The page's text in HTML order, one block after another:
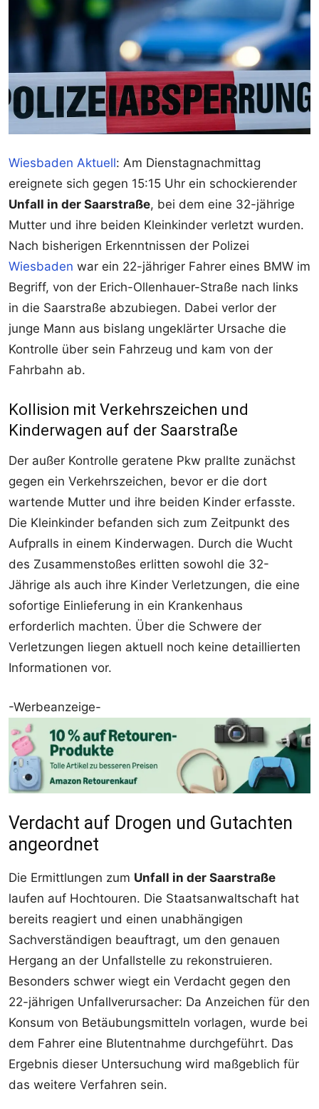
Wiesbaden Aktuell: Am Dienstagnachmittag
ereignete sich gegen 15:15 Uhr ein schockierender
Unfall in der Saarstraße, bei dem eine 32-jährige
Mutter und ihre beiden Kleinkinder verletzt wurden.
Nach bisherigen Erkenntnissen der Polizei
Wiesbaden war ein 22-jähriger Fahrer eines BMW im
Begriff, von der Erich-Ollenhauer-Straße nach links
in die Saarstraße abzubiegen. Dabei verlor der
junge Mann aus bislang ungeklärter Ursache die
Kontrolle über sein Fahrzeug und kam von der
Fahrbahn ab.
Kollision mit Verkehrszeichen und
Kinderwagen auf der Saarstraße
Der außer Kontrolle geratene Pkw prallte zunächst
gegen ein Verkehrszeichen, bevor er die dort
wartende Mutter und ihre beiden Kinder erfasste.
Die Kleinkinder befanden sich zum Zeitpunkt des
Aufpralls in einem Kinderwagen. Durch die Wucht
des Zusammenstoßes erlitten sowohl die 32-
Jährige als auch ihre Kinder Verletzungen, die eine
sofortige Einlieferung in ein Krankenhaus
erforderlich machten. Über die Schwere der
Verletzungen liegen aktuell noch keine detaillierten
Informationen vor.
-Werbeanzeige-
Verdacht auf Drogen und Gutachten
angeordnet
Die Ermittlungen zum Unfall in der Saarstraße
laufen auf Hochtouren. Die Staatsanwaltschaft hat
bereits reagiert und einen unabhängigen
Sachverständigen beauftragt, um den genauen
Hergang an der Unfallstelle zu rekonstruieren.
Besonders schwer wiegt ein Verdacht gegen den
22-jährigen Unfallverursacher: Da Anzeichen für den
Konsum von Betäubungsmitteln vorlagen, wurde bei
dem Fahrer eine Blutentnahme durchgeführt. Das
Ergebnis dieser Untersuchung wird maßgeblich für
das weitere Verfahren sein.